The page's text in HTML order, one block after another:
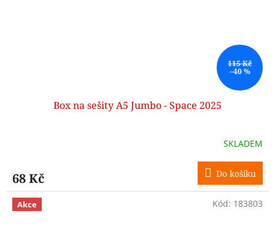
115 Kč
–40 %
Box na sešity A5 Jumbo - Space 2025
SKLADEM
68 Kč Do košíku
Akce Kód: 183803